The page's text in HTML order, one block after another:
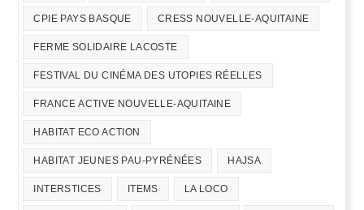
CPIE PAYS BASQUE CRESS NOUVELLE-AQUITAINE
FERME SOLIDAIRE LACOSTE
FESTIVAL DU CINÉMA DES UTOPIES RÉELLES
FRANCE ACTIVE NOUVELLE-AQUITAINE
HABITAT ECO ACTION
HABITAT JEUNES PAU-PYRÉNÉES HAJSA
INTERSTICES ITEMS LA LOCO